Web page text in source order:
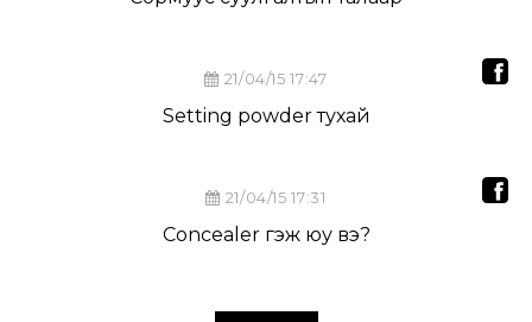
21/04/15 17:47
Setting powder тухай
21/04/15 17:31
Concealer гэж юу вэ?